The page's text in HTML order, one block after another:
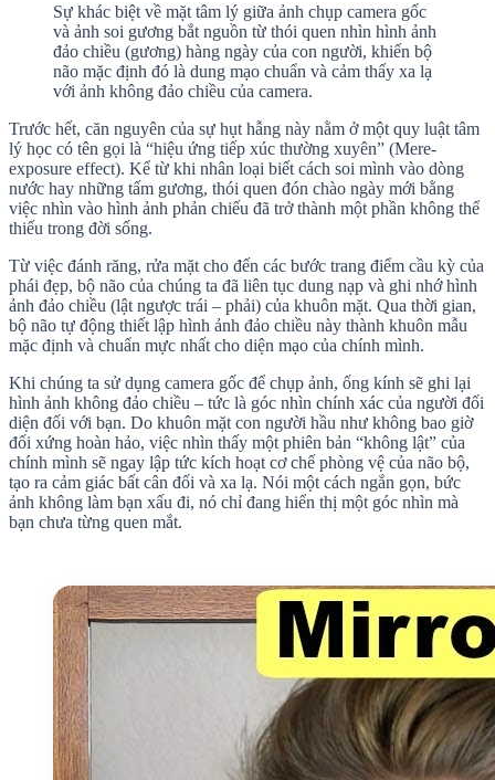
Sự khác biệt về mặt tâm lý giữa ảnh chụp camera gốc
và ảnh soi gương bắt nguồn từ thói quen nhìn hình ảnh
đảo chiều (gương) hàng ngày của con người, khiến bộ
não mặc định đó là dung mạo chuẩn và cảm thấy xa lạ
với ảnh không đảo chiều của camera.
Trước hết, căn nguyên của sự hụt hẫng này nằm ở một quy luật tâm
lý học có tên gọi là “hiệu ứng tiếp xúc thường xuyên” (Mere-
exposure effect). Kể từ khi nhân loại biết cách soi mình vào dòng
nước hay những tấm gương, thói quen đón chào ngày mới bằng
việc nhìn vào hình ảnh phản chiếu đã trở thành một phần không thể
thiếu trong đời sống.
Từ việc đánh răng, rửa mặt cho đến các bước trang điểm cầu kỳ của
phái đẹp, bộ não của chúng ta đã liên tục dung nạp và ghi nhớ hình
ảnh đảo chiều (lật ngược trái – phải) của khuôn mặt. Qua thời gian,
bộ não tự động thiết lập hình ảnh đảo chiều này thành khuôn mẫu
mặc định và chuẩn mực nhất cho diện mạo của chính mình.
Khi chúng ta sử dụng camera gốc để chụp ảnh, ống kính sẽ ghi lại
hình ảnh không đảo chiều – tức là góc nhìn chính xác của người đối
diện đối với bạn. Do khuôn mặt con người hầu như không bao giờ
đối xứng hoàn hảo, việc nhìn thấy một phiên bản “không lật” của
chính mình sẽ ngay lập tức kích hoạt cơ chế phòng vệ của não bộ,
tạo ra cảm giác bất cân đối và xa lạ. Nói một cách ngắn gọn, bức
ảnh không làm bạn xấu đi, nó chỉ đang hiển thị một góc nhìn mà
bạn chưa từng quen mắt.